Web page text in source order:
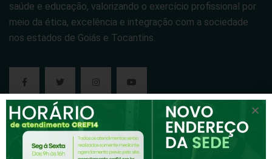
saúde e educação, valorizando o exercício profissional por
meio da ética, excelência e integração com a sociedade
nos estados de Goiás e Tocantins.
Cref-14
Cref14-Tv